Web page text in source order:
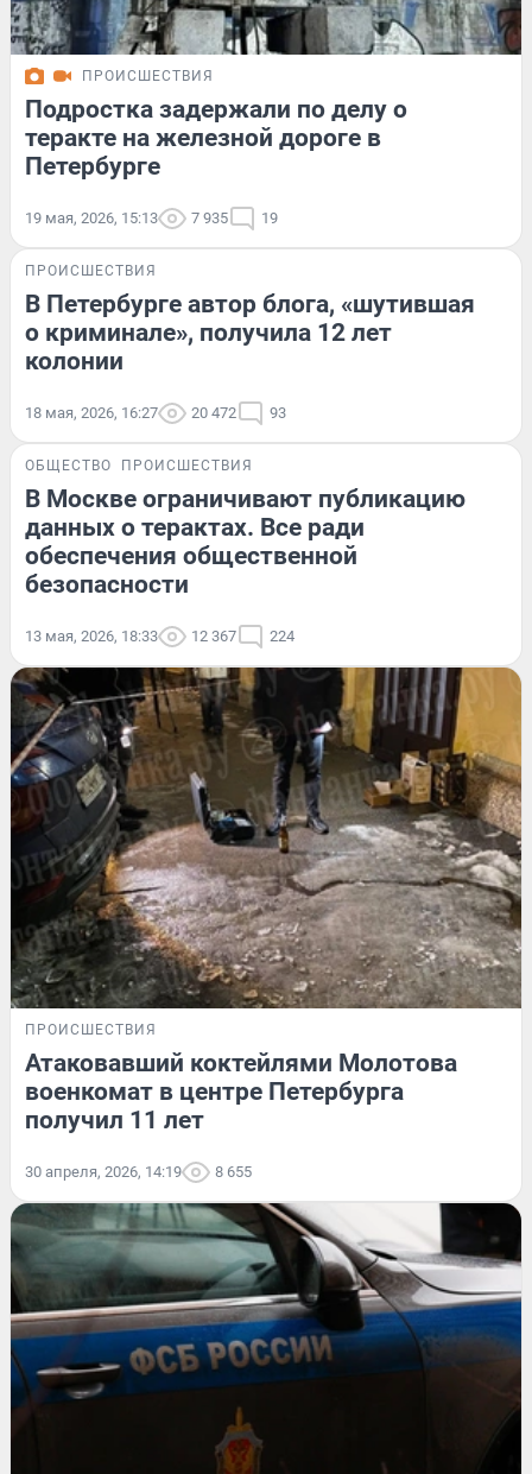
ПРОИСШЕСТВИЯ
Подростка задержали по делу о
теракте на железной дороге в
Петербурге
19 мая, 2026, 15:13 7 935 19
ПРОИСШЕСТВИЯ
В Петербурге автор блога, «шутившая
о криминале», получила 12 лет
колонии
18 мая, 2026, 16:27 20 472 93
ОБЩЕСТВО ПРОИСШЕСТВИЯ
В Москве ограничивают публикацию
данных о терактах. Все ради
обеспечения общественной
безопасности
13 мая, 2026, 18:33 12 367 224
ПРОИСШЕСТВИЯ
Атаковавший коктейлями Молотова
военкомат в центре Петербурга
получил 11 лет
30 апреля, 2026, 14:19 8 655